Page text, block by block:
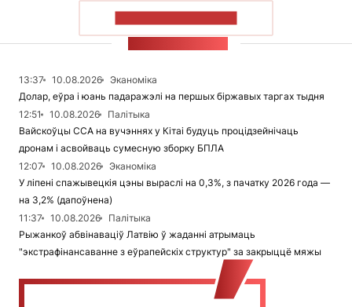
13:37 10.08.2026
Эканоміка
Долар, еўра і юань падаражэлі на першых біржавых таргах тыдня
12:51
10.08.2026
Палітыка
Вайскоўцы ССА на вучэннях у Кітаі будуць процідзейнічаць
дронам і асвойваць сумесную зборку БПЛА
12:07
10.08.2026
Эканоміка
У ліпені спажывецкія цэны выраслі на 0,3%, з пачатку 2026 года —
на 3,2% (дапоўнена)
11:37
10.08.2026
Палітыка
Рыжанкоў абвінаваціў Латвію ў жаданні атрымаць
"экстрафінансаванне з еўрапейскіх структур" за закрыццё мяжы